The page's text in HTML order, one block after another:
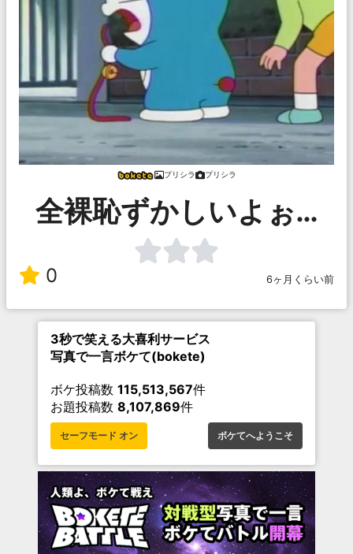
プリシラ プリシラ
全裸恥ずかしいよぉ…
0 6ヶ月くらい前
3秒で笑える大喜利サービス
写真で一言ボケて(bokete)
ボケ投稿数 115,513,567件
お題投稿数 8,107,869件
セーフモード オン ボケてへようこそ